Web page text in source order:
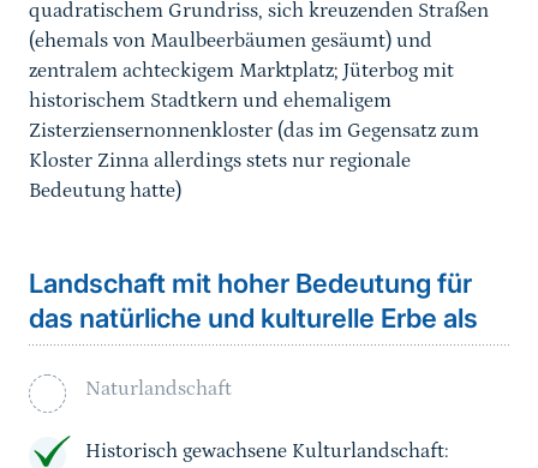
quadratischem Grundriss, sich kreuzenden Straßen
(ehemals von Maulbeerbäumen gesäumt) und
zentralem achteckigem Marktplatz; Jüterbog mit
historischem Stadtkern und ehemaligem
Zisterziensernonnenkloster (das im Gegensatz zum
Kloster Zinna allerdings stets nur regionale
Bedeutung hatte)
Landschaft mit hoher Bedeutung für
das natürliche und kulturelle Erbe als
Naturlandschaft
Historisch gewachsene Kulturlandschaft: